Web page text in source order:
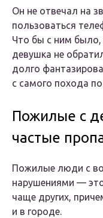
Он не отвечал на
пользоваться
Что бы с ним
девушка не
долго
с самого похода
Пожилые с
частые
Пожилые люди с
нарушениями —
чаще других,
и в городе.